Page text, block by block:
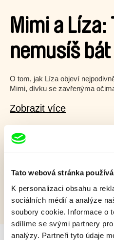
Tato webová stránka
K personalizaci obsahu a
sociálních médií a analýze
soubory cookie. Informace o
sdílíme se svými partnery
analýzy. Partneři tyto údaje
Mimi a Líza:
nemusíš bát
O tom, jak Líza objeví
Mimi, dívku se zavřenýma
Zobrazit více
dispozici.